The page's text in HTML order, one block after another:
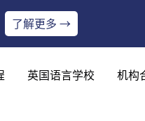
了解更多 →
英国语言学校 机构